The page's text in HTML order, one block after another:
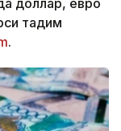
доллар, евро
тақдим
.